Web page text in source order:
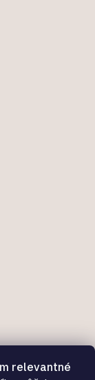
relevantné